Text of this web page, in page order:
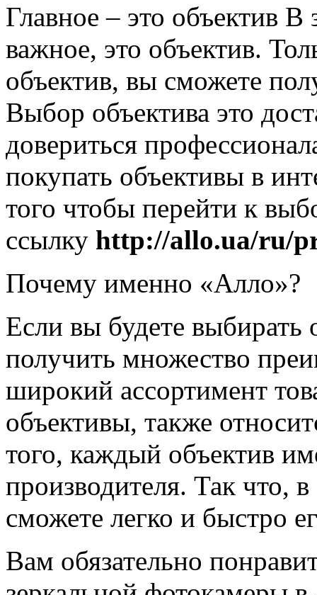
Главное – это объектив В
важное, это объектив.
объектив, вы сможете
Выбор объектива это
довериться
покупать объективы в
того чтобы перейти к
ссылку http://allo.ua/ru/
Почему именно «Алло»?
Если вы будете выбирать
получить множество
широкий ассортимент
объективы, также
того, каждый объектив
производителя. Так что,
сможете легко и быстро
Вам обязательно